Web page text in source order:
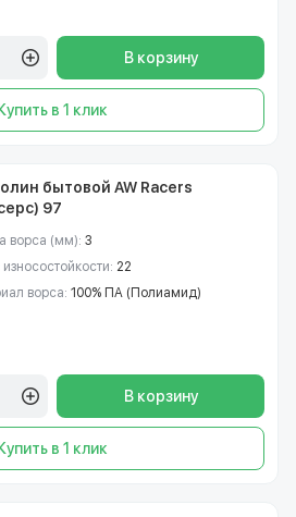
В корзину
Купить в 1 клик
бытовой AW Racers
97
ворса (мм): 3
22
ворса: 100% ПА (Полиамид)
В корзину
Купить в 1 клик